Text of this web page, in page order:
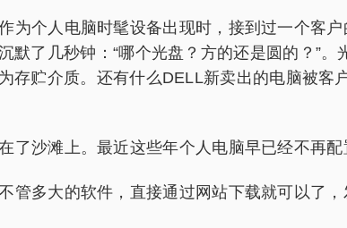
个人电脑时髦设备出现时，接到过一个客
了几秒钟：“哪个光盘？方的还是圆的？”
存贮介质。还有什么DELL新卖出的电脑被
沙滩上。最近这些年个人电脑早已经不再配
多大的软件，直接通过网站下载就可以了